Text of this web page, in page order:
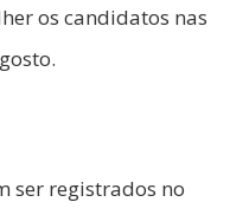
os candidatos nas
ser registrados no